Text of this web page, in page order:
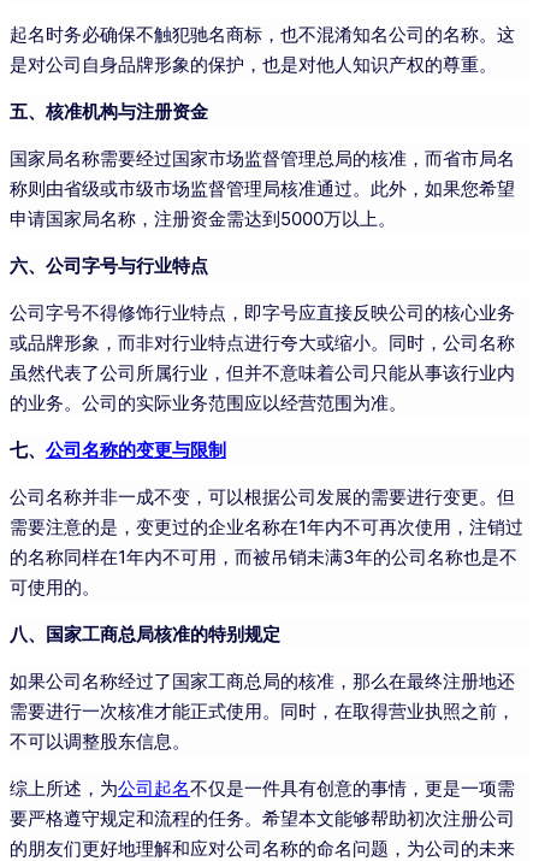
起名时务必确保不触犯驰名商标，也不混淆知名公司的名称。这
是对公司自身品牌形象的保护，也是对他人知识产权的尊重。
五、核准机构与注册资金
国家局名称需要经过国家市场监督管理总局的核准，而省市局名
称则由省级或市级市场监督管理局核准通过。此外，如果您希望
申请国家局名称，注册资金需达到5000万以上。
六、公司字号与行业特点
公司字号不得修饰行业特点，即字号应直接反映公司的核心业务
或品牌形象，而非对行业特点进行夸大或缩小。同时，公司名称
虽然代表了公司所属行业，但并不意味着公司只能从事该行业内
的业务。公司的实际业务范围应以经营范围为准。
七、 公司名称的变更与限制
公司名称并非一成不变，可以根据公司发展的需要进行变更。但
需要注意的是，变更过的企业名称在1年内不可再次使用，注销过
的名称同样在1年内不可用，而被吊销未满3年的公司名称也是不
可使用的。
八、国家工商总局核准的特别规定
如果公司名称经过了国家工商总局的核准，那么在最终注册地还
需要进行一次核准才能正式使用。同时，在取得营业执照之前，
不可以调整股东信息。
综上所述，为公司起名不仅是一件具有创意的事情，更是一项需
要严格遵守规定和流程的任务。希望本文能够帮助初次注册公司
的朋友们更好地理解和应对公司名称的命名问题，为公司的未来